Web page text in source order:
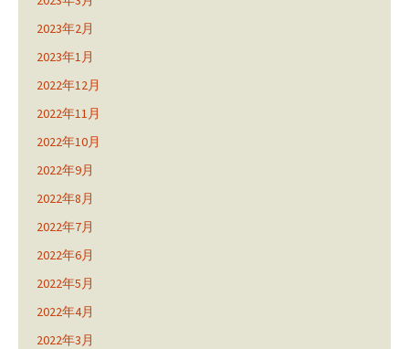
2023年2月
2023年1月
2022年12月
2022年11月
2022年10月
2022年9月
2022年8月
2022年7月
2022年6月
2022年5月
2022年4月
2022年3月